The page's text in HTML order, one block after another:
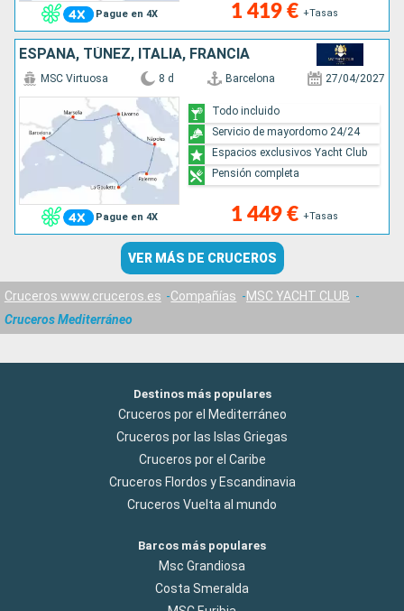
Pague en 4X 1 419 € +Tasas
ESPAÑA, TÚNEZ, ITALIA, FRANCIA
Pague en 4X
MSC Virtuosa 8 d Barcelona 27/04/2027
1 449 € +Tasas
Todo incluido
Servicio de mayordomo 24/24
Espacios exclusivos Yacht Club
Pensión completa
VER MÁS DE CRUCEROS
Cruceros www.cruceros.es Compañías
MSC YACHT CLUB
Cruceros Mediterráneo
Destinos más populares
Cruceros por el Mediterráneo
Cruceros por las Islas Griegas
Cruceros por el Caribe
Cruceros Flordos y Escandinavia
Cruceros Vuelta al mundo
Barcos más populares
Msc Grandiosa
Costa Smeralda